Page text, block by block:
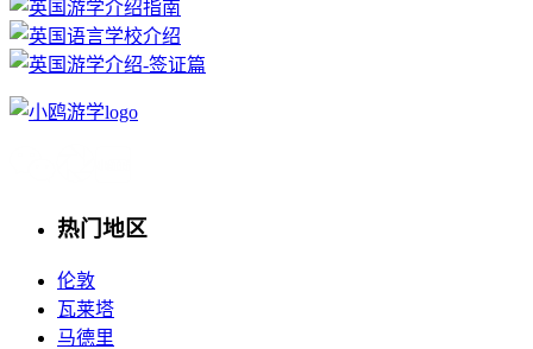
热门地区
伦敦
瓦莱塔
马德里